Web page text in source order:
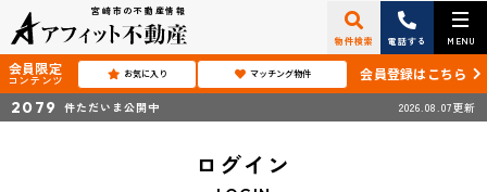
宮崎市の不動産情報
物件検索 電話する MENU
会員限定
コンテンツ お気に入り マッチング物件 会員登録はこちら
2079 件ただいま公開中 2026.08.07更新
ログイン